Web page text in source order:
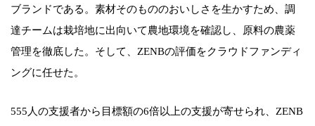
ブランドである。素材そのもののおいしさを生かすため、調
達チームは栽培地に出向いて農地環境を確認し、原料の農薬
管理を徹底した。そして、ZENBの評価をクラウドファンディ
ングに任せた。
555人の支援者から目標額の6倍以上の支援が寄せられ、ZENB